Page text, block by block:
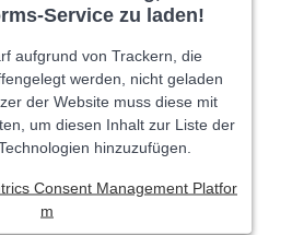
Service zu laden!
aufgrund von Trackern, die
werden, nicht geladen
der Website muss diese mit
um diesen Inhalt zur Liste der
hinzuzufügen.
Consent Management Platfor
m